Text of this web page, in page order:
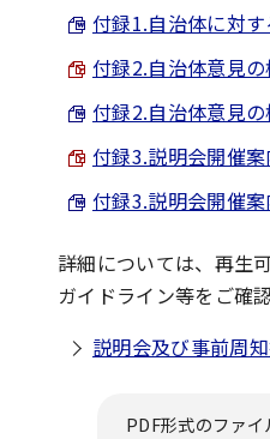
付録1.自治体に対
付録2.自治体意見の
付録2.自治体意見の
付録3.説明会開催案
付録3.説明会開催案
詳細については、再生
ガイドライン等をご確
説明会及び事前周
PDF形式のファ